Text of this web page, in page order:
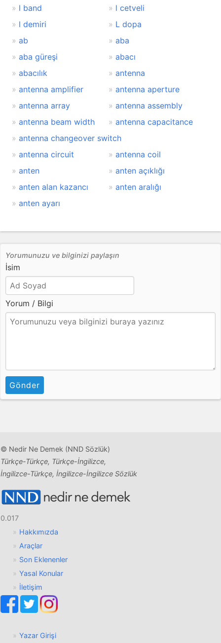
l band
l cetveli
l demiri
L dopa
ab
aba
aba güreşi
abacı
abacılık
antenna
antenna amplifier
antenna aperture
antenna array
antenna assembly
antenna beam width
antenna capacitance
antenna changeover switch
antenna circuit
antenna coil
anten
anten açıklığı
anten alan kazancı
anten aralığı
anten ayarı
Yorumunuzu ve bilginizi paylaşın
İsim
Yorum / Bilgi
Gönder
© Nedir Ne Demek (NND Sözlük)
Türkçe-Türkçe, Türkçe-İngilizce,
İngilizce-Türkçe, İngilizce-İngilizce Sözlük
0.017
Hakkımızda
Araçlar
Son Eklenenler
Yasal Konular
İletişim
Yazar Girişi